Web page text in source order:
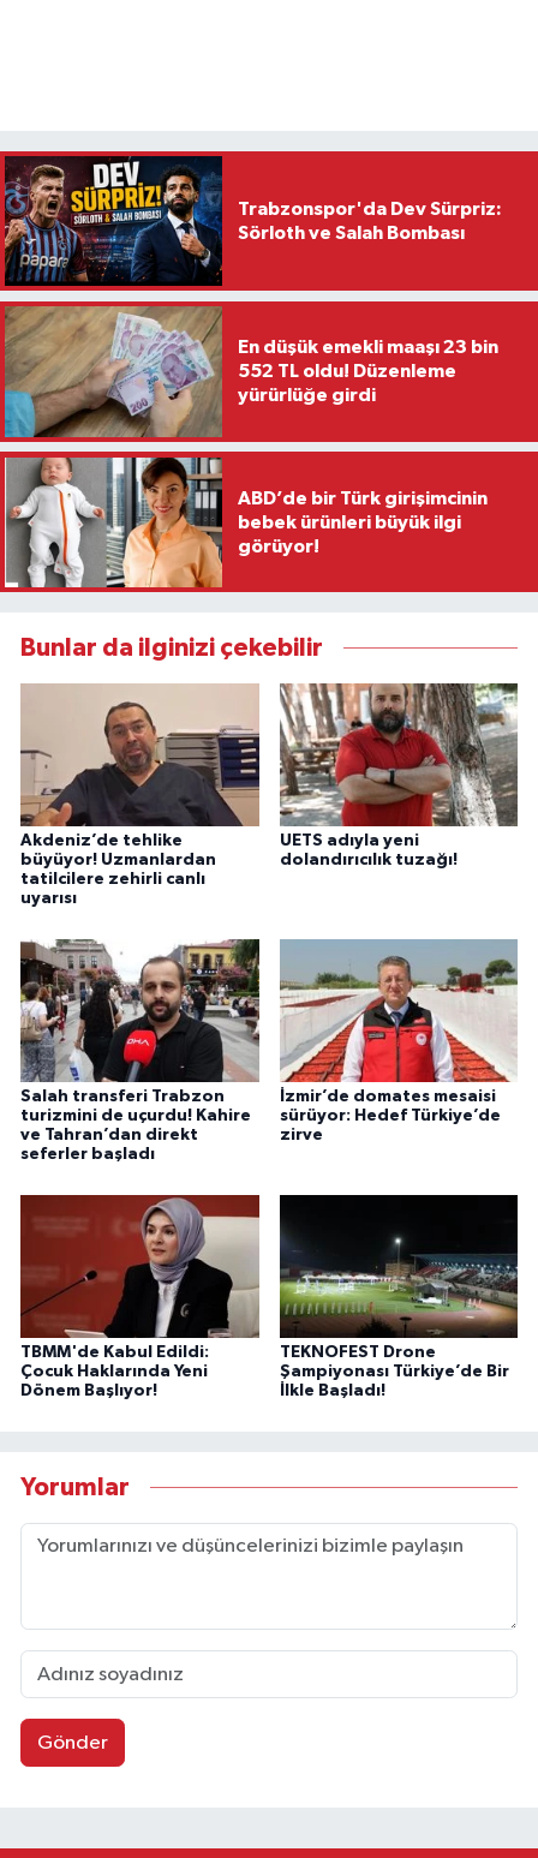
Trabzonspor'da Dev Sürpriz:
Sörloth ve Salah Bombası
En düşük emekli maaşı 23 bin
552 TL oldu! Düzenleme
yürürlüğe girdi
ABD’de bir Türk girişimcinin
bebek ürünleri büyük ilgi
görüyor!
Bunlar da ilginizi çekebilir
Akdeniz’de tehlike
büyüyor! Uzmanlardan
tatilcilere zehirli canlı
uyarısı
UETS adıyla yeni
dolandırıcılık tuzağı!
Salah transferi Trabzon
turizmini de uçurdu! Kahire
ve Tahran’dan direkt
seferler başladı
İzmir’de domates mesaisi
sürüyor: Hedef Türkiye’de
zirve
TBMM'de Kabul Edildi:
Çocuk Haklarında Yeni
Dönem Başlıyor!
TEKNOFEST Drone
Şampiyonası Türkiye’de Bir
İlkle Başladı!
Yorumlar
Gönder